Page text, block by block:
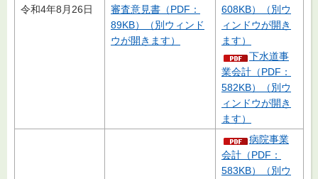
令和4年8月26日
審査意見書（PDF：
89KB）（別ウィンド
ウが開きます）
608KB）（別ウ
ィンドウが開き
ます）
下水道事
業会計（PDF：
582KB）（別ウ
ィンドウが開き
ます）
病院事業
会計（PDF：
583KB）（別ウ